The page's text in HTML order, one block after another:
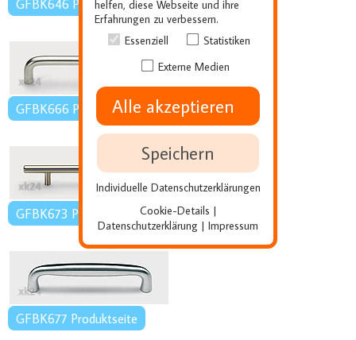
GFBK646 Produktseite
GFBK666 Produktseite
GFBK673 Produktseite
GFBK677 Produktseite
helfen, diese Webseite und ihre
Erfahrungen zu verbessern.
Essenziell
Statistiken
Externe Medien
Alle akzeptieren
Speichern
Individuelle Datenschutzerklärungen
Cookie-Details |
Datenschutzerklärung | Impressum